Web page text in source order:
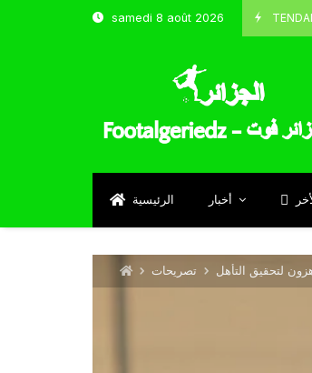
samedi 8 août 2026
بوحلفاية يتحدث عن طموحاته مع المنتخب و شباب قسنطينة
الرئيسية أخبار
تصريحات